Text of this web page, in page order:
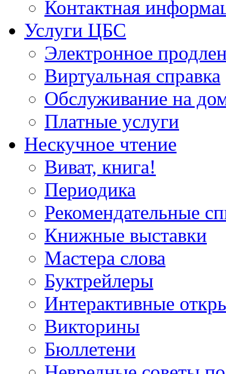
Контактная
Услуги ЦБС
Электронное
Виртуальная справка
Обслуживание на
Платные услуги
Нескучное чтение
Виват, книга!
Периодика
Рекомендательные
Книжные выставки
Мастера слова
Буктрейлеры
Интерактивные
Викторины
Бюллетени